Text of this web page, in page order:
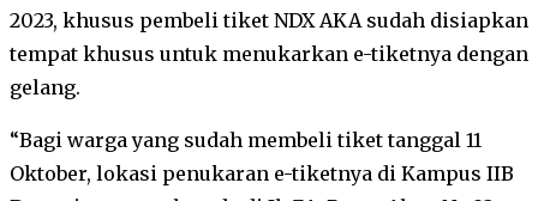
2023, khusus pembeli tiket NDX AKA sudah disiapkan
tempat khusus untuk menukarkan e-tiketnya dengan
gelang.
“Bagi warga yang sudah membeli tiket tanggal 11
Oktober, lokasi penukaran e-tiketnya di Kampus IIB